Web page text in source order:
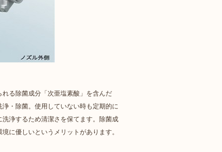
る除菌成分「次亜塩素酸」を含んだ
・除菌。使用していない時も定期的に
浄するため清潔さを保てます。除菌成
に優しいというメリットがあります。